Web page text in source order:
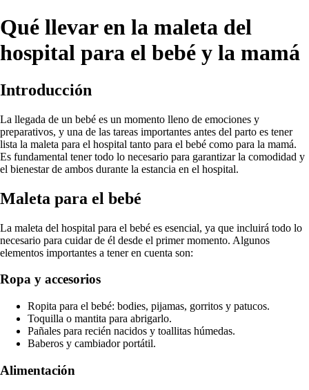
Qué llevar en la maleta del
hospital para el bebé y la mamá
Introducción
La llegada de un bebé es un momento lleno de emociones y
preparativos, y una de las tareas importantes antes del parto es tener
lista la maleta para el hospital tanto para el bebé como para la mamá.
Es fundamental tener todo lo necesario para garantizar la comodidad y
el bienestar de ambos durante la estancia en el hospital.
Maleta para el bebé
La maleta del hospital para el bebé es esencial, ya que incluirá todo lo
necesario para cuidar de él desde el primer momento. Algunos
elementos importantes a tener en cuenta son:
Ropa y accesorios
Ropita para el bebé: bodies, pijamas, gorritos y patucos.
Toquilla o mantita para abrigarlo.
Pañales para recién nacidos y toallitas húmedas.
Baberos y cambiador portátil.
Alimentación